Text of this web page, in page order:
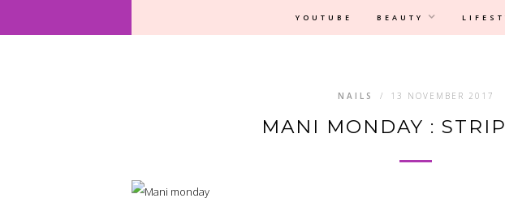
YOUTUBE BEAUTY
NAILS / 13 NOVEMBER 2017
MANI MONDAY :